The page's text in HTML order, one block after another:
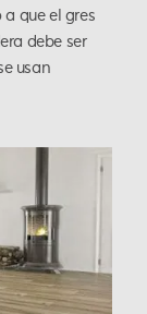
que el gres
debe ser
usan